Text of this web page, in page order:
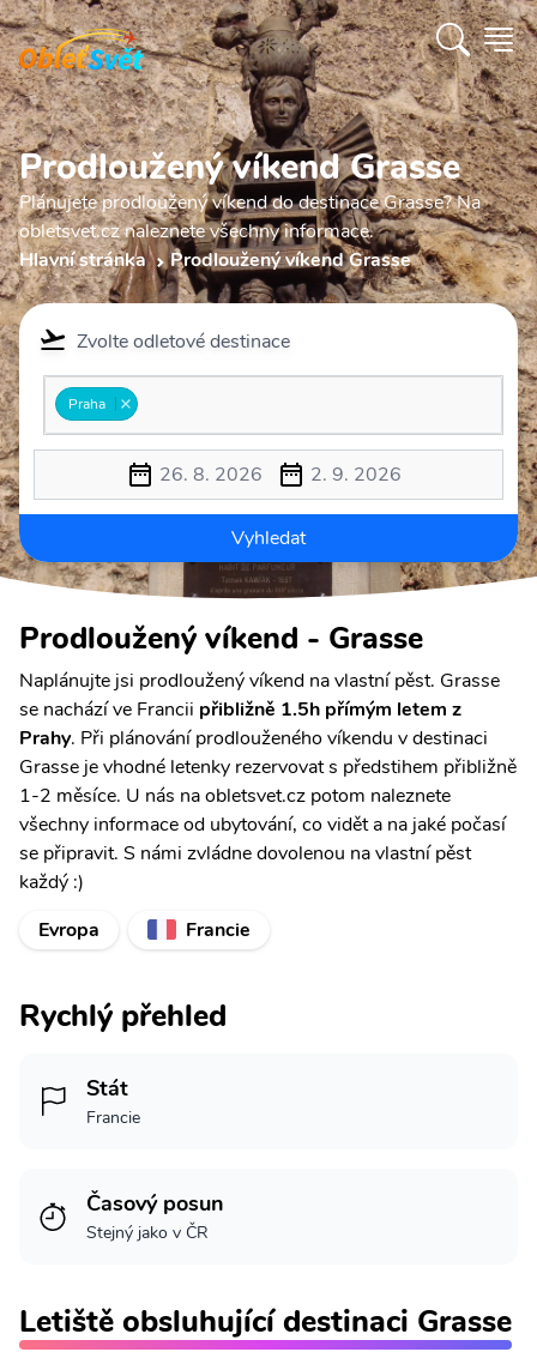
Prodloužený víkend Grasse
Plánujete prodloužený víkend do destinace Grasse? Na
obletsvet.cz naleznete všechny informace.
Hlavní stránka
Prodloužený víkend Grasse
Zvolte odletové destinace
Praha
26. 8. 2026 2. 9. 2026
Vyhledat
Prodloužený víkend - Grasse
Naplánujte jsi prodloužený víkend na vlastní pěst. Grasse
se nachází ve Francii přibližně 1.5h přímým letem z
Prahy. Při plánování prodlouženého víkendu v destinaci
Grasse je vhodné letenky rezervovat s předstihem přibližně
1-2 měsíce. U nás na obletsvet.cz potom naleznete
všechny informace od ubytování, co vidět a na jaké počasí
se připravit. S námi zvládne dovolenou na vlastní pěst
každý :)
Evropa
Francie
Rychlý přehled
Stát
Francie
Časový posun
Stejný jako v ČR
Letiště obsluhující destinaci Grasse